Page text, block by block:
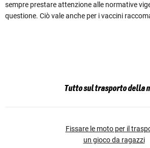
sempre prestare attenzione alle normative
questione. Ciò vale anche per i vaccini
Tutto sul trasporto della
Fissare le moto per il
un gioco da ragazzi